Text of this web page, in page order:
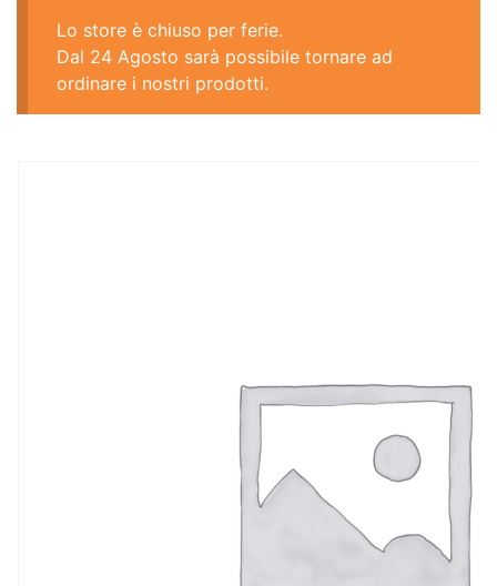
Lo store è chiuso per ferie.
Dal 24 Agosto sarà possibile tornare ad
ordinare i nostri prodotti.